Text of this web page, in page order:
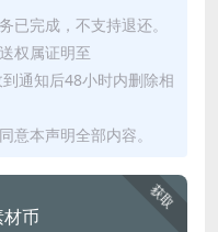
已完成，不支持退还。
权属证明至
通知后48小时内删除相
意本声明全部内容。
获取
币